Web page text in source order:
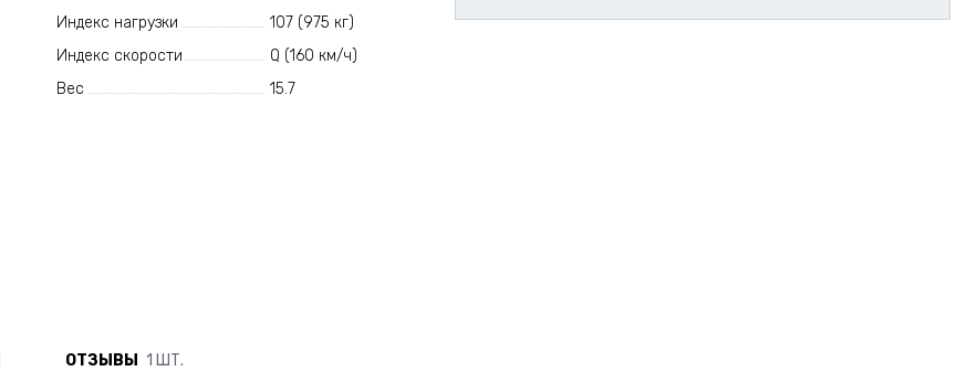
Индекс нагрузки
107 (975 кг)
Индекс скорости
Q (160 км/ч)
Вес
15.7
ОТЗЫВЫ 1 ШТ.